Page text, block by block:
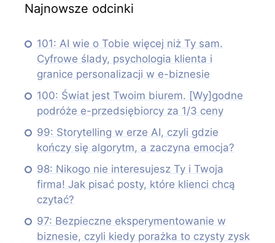
Najnowsze odcinki
101: AI wie o Tobie więcej niż Ty sam.
Cyfrowe ślady, psychologia klienta i
granice personalizacji w e-biznesie
100: Świat jest Twoim biurem. [Wy]godne
podróże e-przedsiębiorcy za 1/3 ceny
99: Storytelling w erze AI, czyli gdzie
kończy się algorytm, a zaczyna emocja?
98: Nikogo nie interesujesz Ty i Twoja
firma! Jak pisać posty, które klienci chcą
czytać?
97: Bezpieczne eksperymentowanie w
biznesie, czyli kiedy porażka to czysty zysk